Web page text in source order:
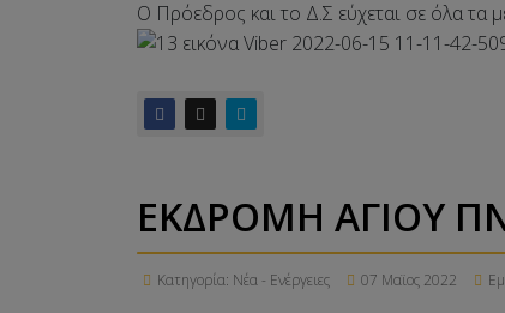
Ο Πρόεδρος και το Δ.Σ εύχεται σε όλα τα
ΕΚΔΡΟΜΗ ΑΓΙΟΥ
Κατηγορία: Νέα - Ενέργειες 07 Μαϊος 2022